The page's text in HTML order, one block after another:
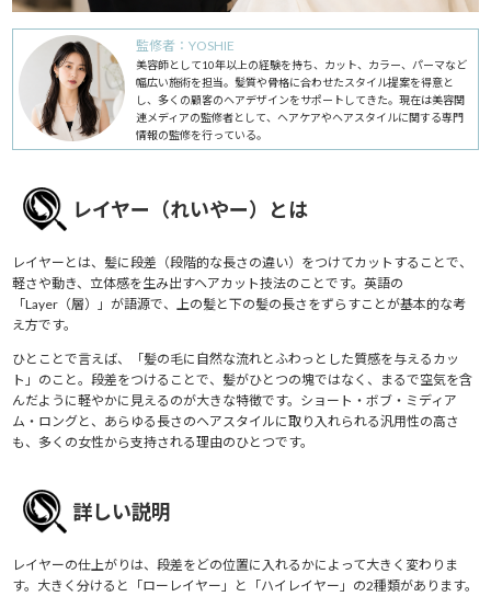
監修者：YOSHIE
美容師として10年以上の経験を持ち、カット、カラー、パーマなど
幅広い施術を担当。髪質や骨格に合わせたスタイル提案を得意と
し、多くの顧客のヘアデザインをサポートしてきた。現在は美容関
連メディアの監修者として、ヘアケアやヘアスタイルに関する専門
情報の監修を行っている。
レイヤー（れいやー）とは
レイヤーとは、髪に段差（段階的な長さの違い）をつけてカットすることで、
軽さや動き、立体感を生み出すヘアカット技法のことです。英語の
「Layer（層）」が語源で、上の髪と下の髪の長さをずらすことが基本的な考
え方です。
ひとことで言えば、「髪の毛に自然な流れとふわっとした質感を与えるカッ
ト」のこと。段差をつけることで、髪がひとつの塊ではなく、まるで空気を含
んだように軽やかに見えるのが大きな特徴です。ショート・ボブ・ミディア
ム・ロングと、あらゆる長さのヘアスタイルに取り入れられる汎用性の高さ
も、多くの女性から支持される理由のひとつです。
詳しい説明
レイヤーの仕上がりは、段差をどの位置に入れるかによって大きく変わりま
す。大きく分けると「ローレイヤー」と「ハイレイヤー」の2種類があります。